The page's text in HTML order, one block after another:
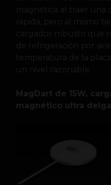
magnética al traer una
rápida, pero al mismo
cargador robusto que
de refrigeración por
temperatura de la
un nivel razonable.
MagDart de 15W,
magnético ultra